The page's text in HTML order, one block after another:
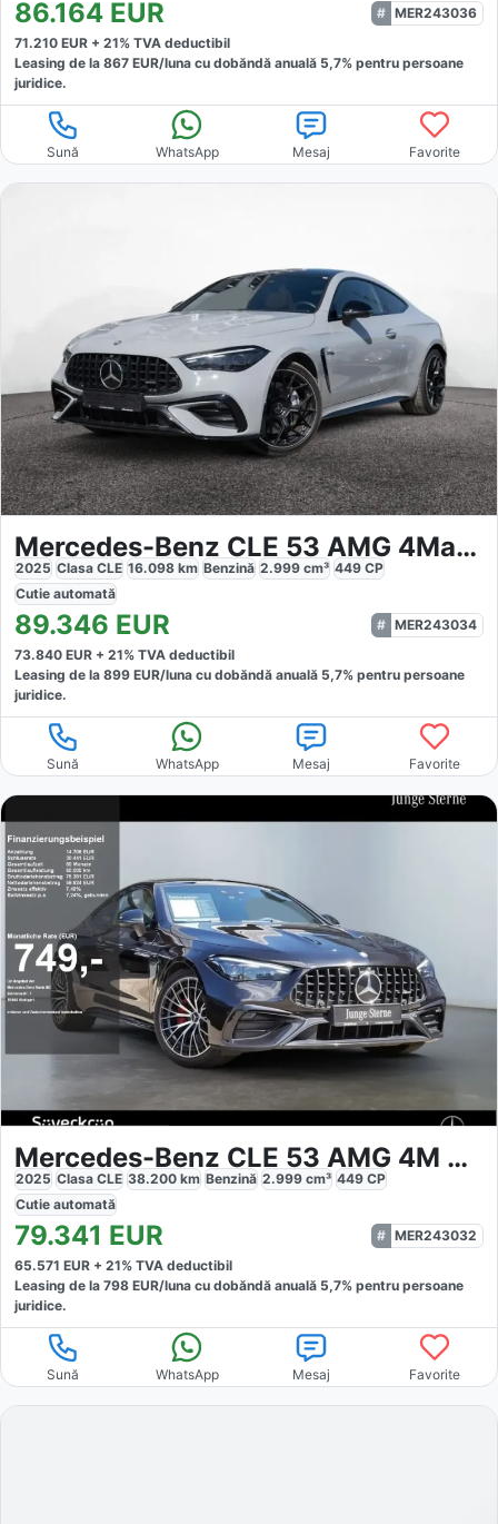
86.164 EUR
MER243036
71.210 EUR + 21% TVA deductibil
Leasing de la 867 EUR/luna cu dobăndă anuală 5,7% pentru persoane
juridice.
Sună WhatsApp Mesaj Favorite
Mercedes-Benz CLE 53 AMG 4Matic Coupé
2025 Clasa CLE 16.098 km Benzină 2.999 cm³ 449 CP
Cutie automată
89.346 EUR
MER243034
73.840 EUR + 21% TVA deductibil
Leasing de la 899 EUR/luna cu dobăndă anuală 5,7% pentru persoane
juridice.
Sună WhatsApp Mesaj Favorite
Mercedes-Benz CLE 53 AMG 4M Coupé AMG
2025 Clasa CLE 38.200 km Benzină 2.999 cm³ 449 CP
Cutie automată
79.341 EUR
MER243032
65.571 EUR + 21% TVA deductibil
Leasing de la 798 EUR/luna cu dobăndă anuală 5,7% pentru persoane
juridice.
Sună WhatsApp Mesaj Favorite